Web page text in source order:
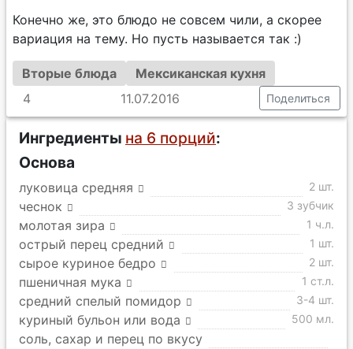
Конечно же, это блюдо не совсем чили, а скорее
вариация на тему. Но пусть называется так :)
Вторые блюда
Мексиканская кухня
4
11.07.2016 Поделиться
Ингредиенты на 6 порций:
Основа
луковица средняя 2 шт.
чеснок 3 зубчик
молотая зира 1 ч.л.
острый перец средний 1 шт.
сырое куриное бедро 2 шт.
пшеничная мука 1 ст.л.
средний спелый помидор 3-4 шт.
куриный бульон или вода 500 мл.
соль, сахар и перец по вкусу